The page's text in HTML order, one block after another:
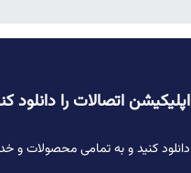
اپلیکیشن اتصالات را دانلود
دانلود کنید و به تمامی محصولات و